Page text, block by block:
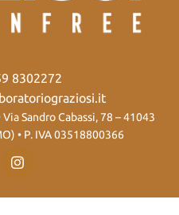
8302272
Via Sandro Cabassi, 78 – 41043
• P. IVA 03518800366